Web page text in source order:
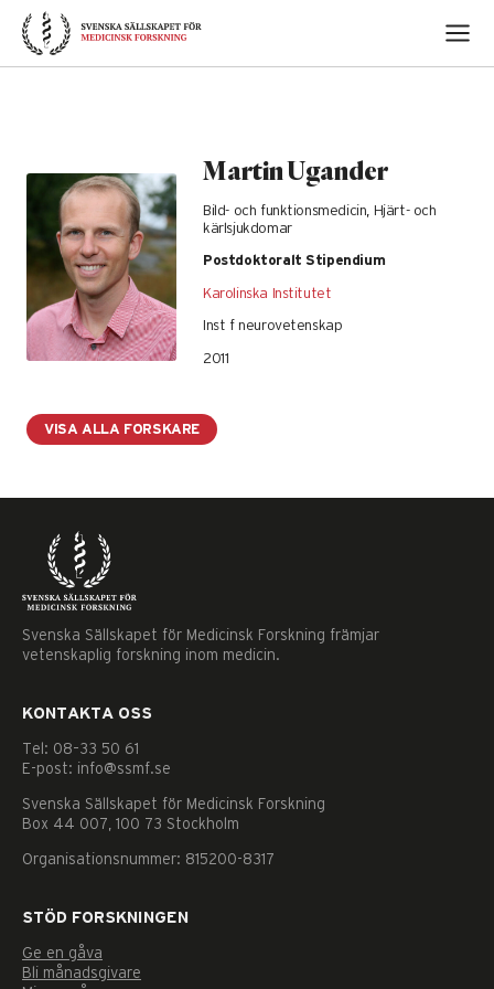
Skip
content
Martin Ugander
Bild- och funktionsmedicin, Hjärt- och
kärlsjukdomar
Postdoktoralt Stipendium
Karolinska Institutet
Inst f neurovetenskap
2011
VISA ALLA FORSKARE
Svenska Sällskapet för Medicinsk Forskning främjar
vetenskaplig forskning inom medicin.
KONTAKTA OSS
Tel: 08–33 50 61
E-post: info@ssmf.se
Svenska Sällskapet för Medicinsk Forskning
Box 44 007, 100 73 Stockholm
Organisationsnummer: 815200-8317
STÖD FORSKNINGEN
Ge en gåva
Bli månadsgivare
Nödvändiga